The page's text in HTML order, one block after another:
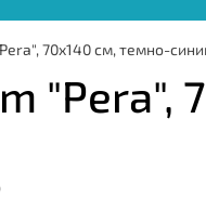
70x140 см, темно-
"Pera",